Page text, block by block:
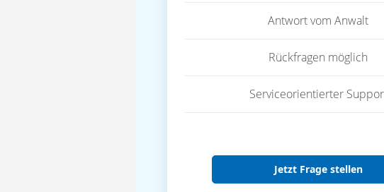
Antwort vom Anwalt
Rückfragen möglich
Serviceorientierter
Jetzt Frage stellen